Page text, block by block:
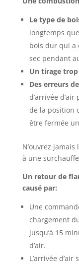
Le type de
longtemps
bois dur qui a
sec pendant
Un tirage
Des erreurs
d’arrivée
de la position
être fermée
N’ouvrez
à une
Un retour de
causé par:
Une
chargement
jusqu’à 15
d’air.
L’arrivée